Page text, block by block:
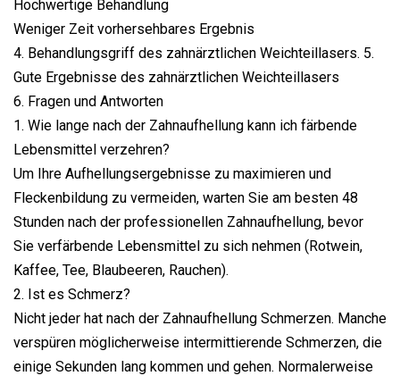
Hochwertige Behandlung
Weniger Zeit vorhersehbares Ergebnis
4. Behandlungsgriff des zahnärztlichen Weichteillasers. 5.
Gute Ergebnisse des zahnärztlichen Weichteillasers
6. Fragen und Antworten
1. Wie lange nach der Zahnaufhellung kann ich färbende
Lebensmittel verzehren?
Um Ihre Aufhellungsergebnisse zu maximieren und
Fleckenbildung zu vermeiden, warten Sie am besten 48
Stunden nach der professionellen Zahnaufhellung, bevor
Sie verfärbende Lebensmittel zu sich nehmen (Rotwein,
Kaffee, Tee, Blaubeeren, Rauchen).
2. Ist es Schmerz?
Nicht jeder hat nach der Zahnaufhellung Schmerzen. Manche
verspüren möglicherweise intermittierende Schmerzen, die
einige Sekunden lang kommen und gehen. Normalerweise